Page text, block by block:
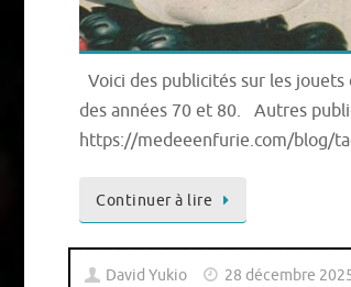
Voici des publicités sur les
des années 70 et 80. Autres
https://medeeenfurie.com/blog/
Continuer à lire
David Yukio 28 décembre